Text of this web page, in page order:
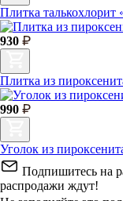
Плитка
930
Плитка из
990
Уголок из
Подпишитесь на
распродажи ждут!